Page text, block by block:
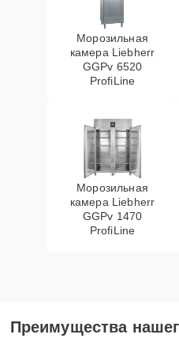
Морозильная
камера Liebherr
GGPv 6520
ProfiLine
Морозильная
камера Liebherr
GGPv 1470
ProfiLine
Преимущества